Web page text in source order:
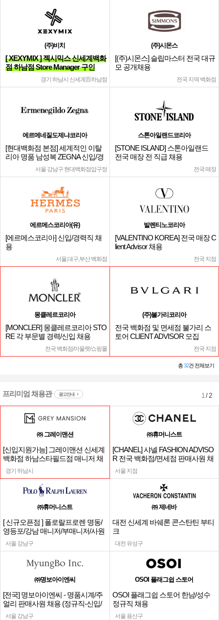
(주)비치
[ XEXYMIX ] 젝시믹스 신세계백화
점 하남점 Store Manager 구인
경기 하남시 신세계百하남점
(주)시몬스
[(주)시몬스] 슬립마스터 전국 대규
모 공개채용
전국 지역 백화점
에르메네질도제냐코리아
[현대백화점 본점] 세계적인 이탈
리아 명품 남성복 ZEGNA 신입/경
서울 강남구 현대백화점압구정
스톤아일랜드코리아
[STONE ISLAND] 스톤아일랜드
전국 매장 전 직급 채용
전국 매장
에르메스코리아(유)
[에르메스코리아] 신입/경력직 채
용
서울,대구,부산 백화점
발렌티노코리아
[VALENTINO KOREA] 전국 매장 C
lient Advisor 채용
전국 지점
몽클레르코리아
[MONCLER] 몽클레르코리아 STO
RE 각 부문별 경력/신입 채용
전국 백화점/아울렛/쇼핑몰
(주)불가리코리아
전국 백화점 및 면세점 불가리 스
토어 CLIENT ADVISOR 모집
전국 지점
총32건 전체보기
프리미엄 채용관 광고안내 1/ 2
㈜ 그레이맨션
[신입지원가능] 그레이맨션 신세계
백화점 하남스타필드점 매니저 채
용
경기 하남시
㈜휴머니스트
[CHANEL] 샤넬 FASHION ADVISO
R 전국 백화점/면세점 판매사원 채
용
서울 지점
㈜휴머니스트
[ 신규오픈점 ] 폴로랄프로렌 명동/
영등포/강남 매니저/부매니저/사원
서울 강남구
㈜ 제네바
대전 신세계 바쉐론 콘스탄틴 부티
크
대전 유성구
㈜명보아이엔씨
[전국] 명보아이엔씨 - 명품시계/주
얼리 판매사원 채용 (정규직-신입/
경력)
서울 강남구
OSOI 플래그쉽 스토어
OSOI 플래그쉽 스토어 한남/성수
정규직 채용
서울 용산구